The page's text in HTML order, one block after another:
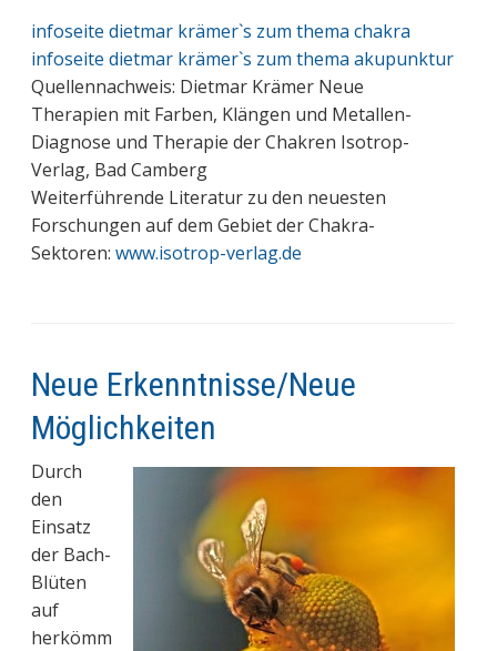
infoseite dietmar krämer`s zum thema chakra
infoseite dietmar krämer`s zum thema akupunktur
Quellennachweis: Dietmar Krämer Neue
Therapien mit Farben, Klängen und Metallen-
Diagnose und Therapie der Chakren Isotrop-
Verlag, Bad Camberg
Weiterführende Literatur zu den neuesten
Forschungen auf dem Gebiet der Chakra-
Sektoren: www.isotrop-verlag.de
Neue Erkenntnisse/Neue
Möglichkeiten
Durch
den
Einsatz
der Bach-
Blüten
auf
herkömm